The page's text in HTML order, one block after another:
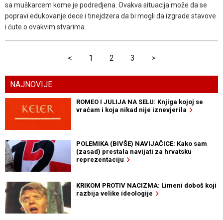
sa muškarcem kome je podredjena. Ovakva situacija može da se
popravi edukovanje dece i tinejdzera da bi mogli da izgrade stavove
i ćute o ovakvim stvarima.
< 1 2 3 >
NAJNOVIJE
ROMEO I JULIJA NA SELU: Knjiga kojoj se
vraćam i koja nikad nije iznevjerila
POLEMIKA (BIVŠE) NAVIJAČICE: Kako sam
(zasad) prestala navijati za hrvatsku
reprezentaciju
KRIKOM PROTIV NACIZMA: Limeni doboš koji
razbija velike ideologije